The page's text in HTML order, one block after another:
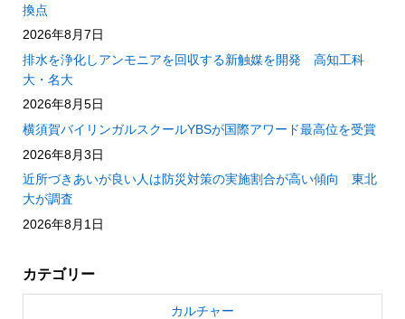
換点
2026年8月7日
排水を浄化しアンモニアを回収する新触媒を開発 高知工科
大・名大
2026年8月5日
横須賀バイリンガルスクールYBSが国際アワード最高位を受賞
2026年8月3日
近所づきあいが良い人は防災対策の実施割合が高い傾向 東北
大が調査
2026年8月1日
カテゴリー
カルチャー